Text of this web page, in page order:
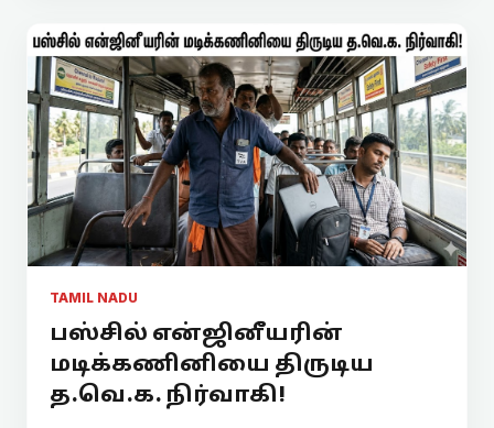
TAMIL NADU
பஸ்சில் என்ஜினீயரின்
மடிக்கணினியை திருடிய
த.வெ.க. நிர்வாகி!